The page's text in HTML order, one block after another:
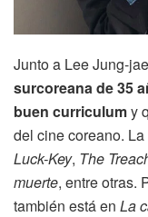
Junto a Lee Jung-
surcoreana de 35
buen curriculumy
del cine coreano.
Luck-Key, The
muerte, entre otras.
también está en La